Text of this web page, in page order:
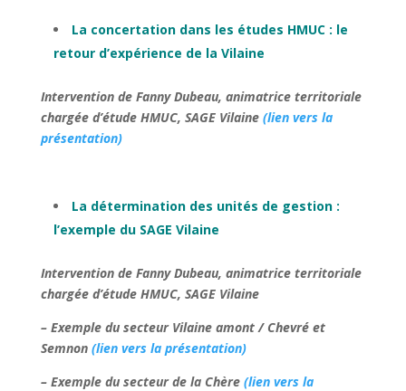
La concertation dans les études HMUC : le
retour d’expérience de la Vilaine
Intervention de Fanny Dubeau, animatrice territoriale
chargée d’étude HMUC, SAGE Vilaine(lien vers la
présentation)
La détermination des unités de gestion :
l’exemple du SAGE Vilaine
Intervention de Fanny Dubeau, animatrice territoriale
chargée d’étude HMUC, SAGE Vilaine
– Exemple du secteur Vilaine amont / Chevré et
Semnon (lien vers la présentation)
– Exemple du secteur de la Chère (lien vers la